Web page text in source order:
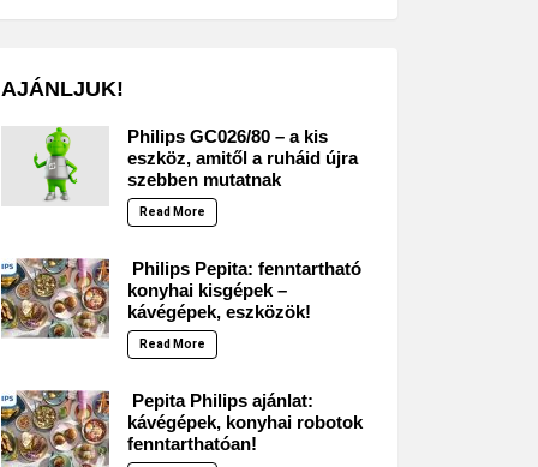
AJÁNLJUK!
Philips GC026/80 – a kis
eszköz, amitől a ruháid újra
szebben mutatnak
Read More
Philips Pepita: fenntartható
konyhai kisgépek –
kávégépek, eszközök!
Read More
Pepita Philips ajánlat:
kávégépek, konyhai robotok
fenntarthatóan!